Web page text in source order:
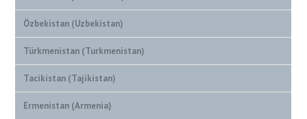
Özbekistan (Uzbekistan)
Türkmenistan (Turkmenistan)
Tacikistan (Tajikistan)
Ermenistan (Armenia)